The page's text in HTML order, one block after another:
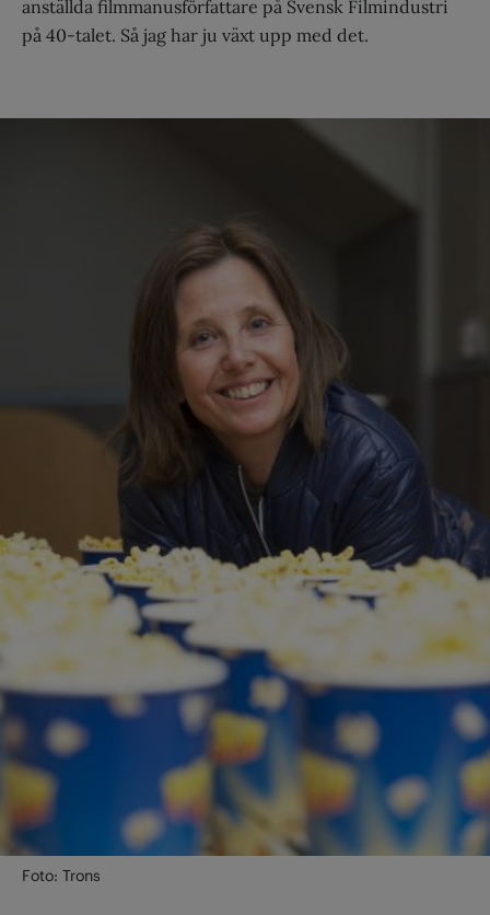
anställda filmmanusförfattare på Svensk Filmindustri
på 40-talet. Så jag har ju växt upp med det.
Foto: Trons